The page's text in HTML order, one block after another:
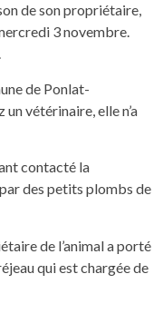
de son propriétaire,
3 novembre.
de Ponlat-
vétérinaire, elle n’a
contacté la
des petits plombs de
de l’animal a porté
qui est chargée de